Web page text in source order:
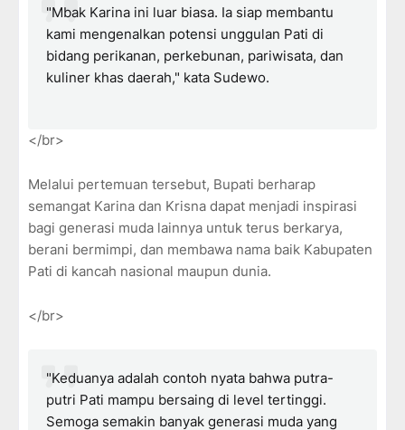
"Mbak Karina ini luar biasa. Ia siap membantu
kami mengenalkan potensi unggulan Pati di
bidang perikanan, perkebunan, pariwisata, dan
kuliner khas daerah," kata Sudewo.
</br>
Melalui pertemuan tersebut, Bupati berharap
semangat Karina dan Krisna dapat menjadi inspirasi
bagi generasi muda lainnya untuk terus berkarya,
berani bermimpi, dan membawa nama baik Kabupaten
Pati di kancah nasional maupun dunia.
</br>
"Keduanya adalah contoh nyata bahwa putra-
putri Pati mampu bersaing di level tertinggi.
Semoga semakin banyak generasi muda yang